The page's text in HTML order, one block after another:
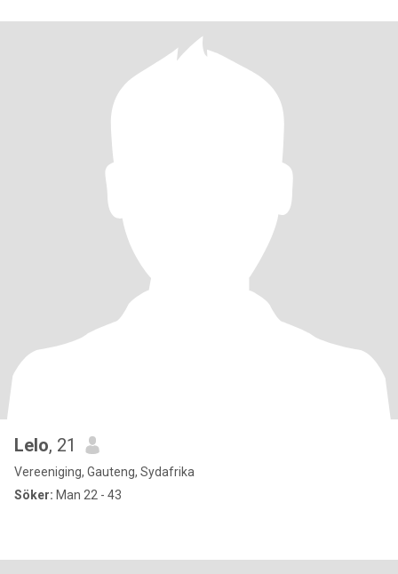
Lelo, 21
Vereeniging, Gauteng, Sydafrika
Söker: Man 22 - 43